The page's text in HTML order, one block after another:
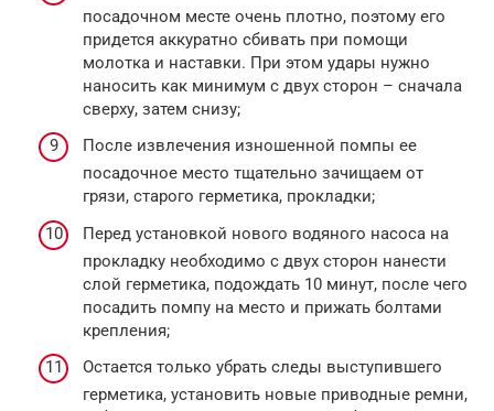
посадочном месте очень плотно, поэтому его
придется аккуратно сбивать при помощи
молотка и наставки. При этом удары нужно
наносить как минимум с двух сторон – сначала
сверху, затем снизу;
После извлечения изношенной помпы ее
посадочное место тщательно зачищаем от
грязи, старого герметика, прокладки;
Перед установкой нового водяного насоса на
прокладку необходимо с двух сторон нанести
слой герметика, подождать 10 минут, после чего
посадить помпу на место и прижать болтами
крепления;
Остается только убрать следы выступившего
герметика, установить новые приводные ремни,